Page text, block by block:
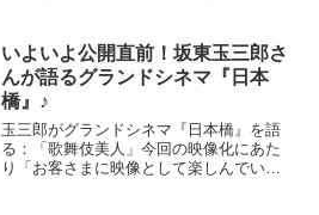
うことには」製作委員会原作...
いよいよ公開直前！坂東玉三郎さ
んが語るグランドシネマ『日本
橋』♪
玉三郎がグランドシネマ『日本橋』を語
る：「歌舞伎美人」今回の映像化にあた
り「お客さまに映像として楽しんでいた